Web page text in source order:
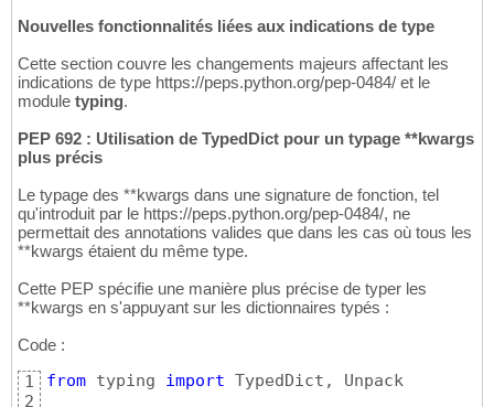
Nouvelles fonctionnalités liées aux indications de type
Cette section couvre les changements majeurs affectant les
indications de type https://peps.python.org/pep-0484/ et le
module typing.
PEP 692 : Utilisation de TypedDict pour un typage **kwargs
plus précis
Le typage des **kwargs dans une signature de fonction, tel
qu'introduit par le https://peps.python.org/pep-0484/, ne
permettait des annotations valides que dans les cas où tous les
**kwargs étaient du même type.
Cette PEP spécifie une manière plus précise de typer les
**kwargs en s'appuyant sur les dictionnaires typés :
Code :
1
2
from typing import TypedDict, Unpack